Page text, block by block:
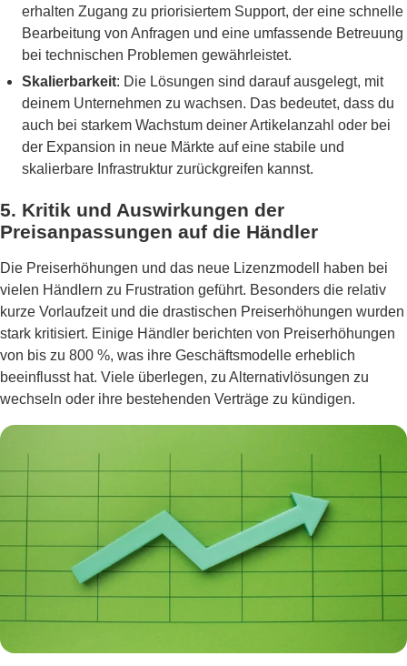
erhalten Zugang zu priorisiertem Support, der eine schnelle
Bearbeitung von Anfragen und eine umfassende Betreuung
bei technischen Problemen gewährleistet.
Skalierbarkeit: Die Lösungen sind darauf ausgelegt, mit
deinem Unternehmen zu wachsen. Das bedeutet, dass du
auch bei starkem Wachstum deiner Artikelanzahl oder bei
der Expansion in neue Märkte auf eine stabile und
skalierbare Infrastruktur zurückgreifen kannst.
5. Kritik und Auswirkungen der
Preisanpassungen auf die Händler
Die Preiserhöhungen und das neue Lizenzmodell haben bei
vielen Händlern zu Frustration geführt. Besonders die relativ
kurze Vorlaufzeit und die drastischen Preiserhöhungen wurden
stark kritisiert. Einige Händler berichten von Preiserhöhungen
von bis zu 800 %, was ihre Geschäftsmodelle erheblich
beeinflusst hat. Viele überlegen, zu Alternativlösungen zu
wechseln oder ihre bestehenden Verträge zu kündigen.